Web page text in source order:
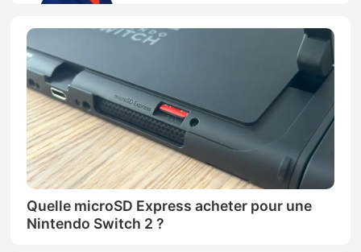
Quelle microSD Express acheter pour une
Nintendo Switch 2 ?